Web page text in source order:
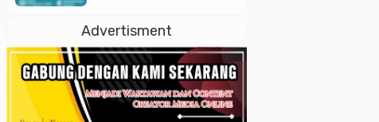
Istiqlal
Advertisment